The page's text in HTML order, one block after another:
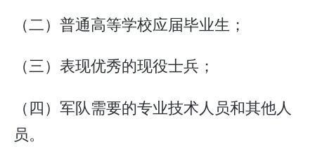
（二）普通高等学校应届毕业生；
（三）表现优秀的现役士兵；
（四）军队需要的专业技术人员和其他人
员。